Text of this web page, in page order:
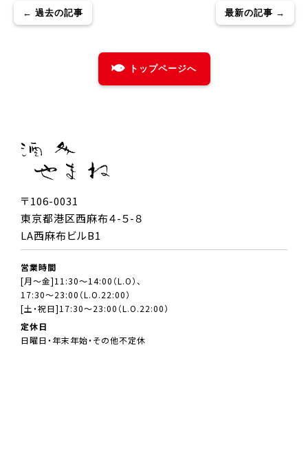
← 過去の記事 最新の記事 →
トップページへ
〒106-0031
東京都港区西麻布４-５-８
LA西麻布ビルB1
営業時間
[月～金]11:30～14:00（L.O）、
17:30～23:00（L.O.22:00）
[土・祝日]17:30～23:00（L.O.22:00）
定休日
日曜日・年末年始・その他不定休